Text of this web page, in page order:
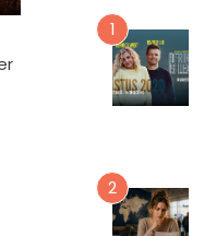
u
u
s
b
e
f
v
o
r
m
i
e
v
u
1
2